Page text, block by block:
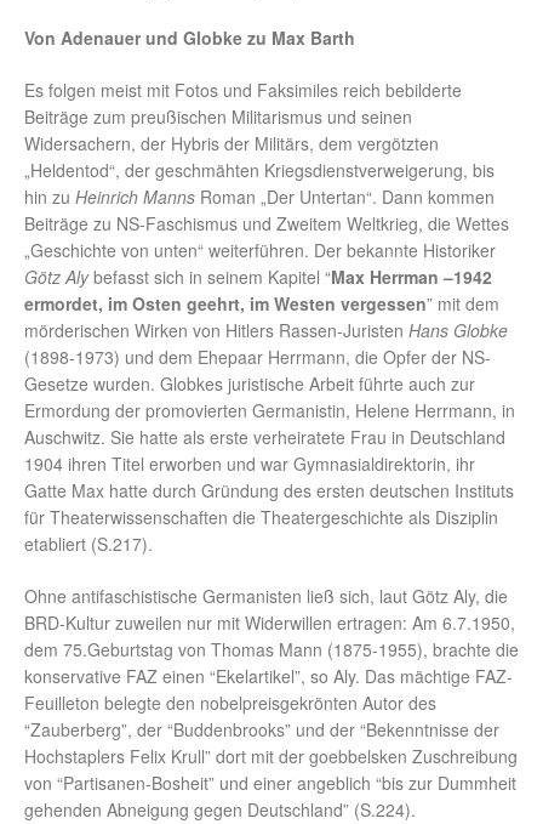
Von Adenauer und Globke zu Max Barth
Es folgen meist mit Fotos und Faksimiles reich bebilderte
Beiträge zum preußischen Militarismus und seinen
Widersachern, der Hybris der Militärs, dem vergötzten
„Heldentod“, der geschmähten Kriegsdienstverweigerung, bis
hin zu Heinrich Manns Roman „Der Untertan“. Dann kommen
Beiträge zu NS-Faschismus und Zweitem Weltkrieg, die Wettes
„Geschichte von unten“ weiterführen. Der bekannte Historiker
Götz Alybefasst sich in seinem Kapitel “Max Herrman –1942
ermordet, im Osten geehrt, im Westen vergessen” mit dem
mörderischen Wirken von Hitlers Rassen-Juristen Hans Globke
(1898-1973) und dem Ehepaar Herrmann, die Opfer der NS-
Gesetze wurden. Globkes juristische Arbeit führte auch zur
Ermordung der promovierten Germanistin, Helene Herrmann, in
Auschwitz. Sie hatte als erste verheiratete Frau in Deutschland
1904 ihren Titel erworben und war Gymnasialdirektorin, ihr
Gatte Max hatte durch Gründung des ersten deutschen Instituts
für Theaterwissenschaften die Theatergeschichte als Disziplin
etabliert (S.217).
Ohne antifaschistische Germanisten ließ sich, laut Götz Aly, die
BRD-Kultur zuweilen nur mit Widerwillen ertragen: Am 6.7.1950,
dem 75.Geburtstag von Thomas Mann (1875-1955), brachte die
konservative FAZ einen “Ekelartikel”, so Aly. Das mächtige FAZ-
Feuilleton belegte den nobelpreisgekrönten Autor des
“Zauberberg”, der “Buddenbrooks” und der “Bekenntnisse der
Hochstaplers Felix Krull” dort mit der goebbelsken Zuschreibung
von “Partisanen-Bosheit” und einer angeblich “bis zur Dummheit
gehenden Abneigung gegen Deutschland” (S.224).